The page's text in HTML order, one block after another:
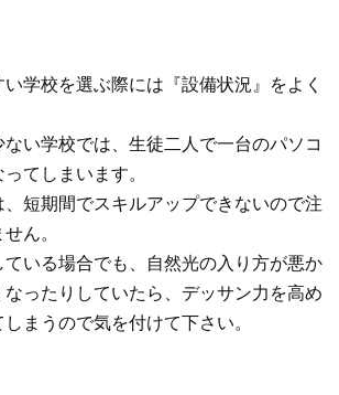
学校を選ぶ際には『設備状況』をよく
い学校では、生徒二人で一台のパソコ
てしまいます。
短期間でスキルアップできないので注
ん。
いる場合でも、自然光の入り方が悪か
ったりしていたら、デッサン力を高め
まうので気を付けて下さい。